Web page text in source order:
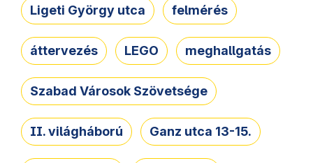
Ligeti György utca felmérés
áttervezés LEGO meghallgatás
Szabad Városok Szövetsége
II. világháború Ganz utca 13-15.